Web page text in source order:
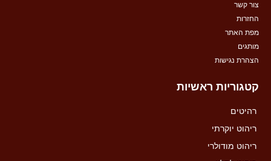
צור קשר
החזרות
מפת האתר
מותגים
הצהרת נגישות
קטגוריות ראשיות
רהיטים
ריהוט יוקרתי
ריהוט מודולרי